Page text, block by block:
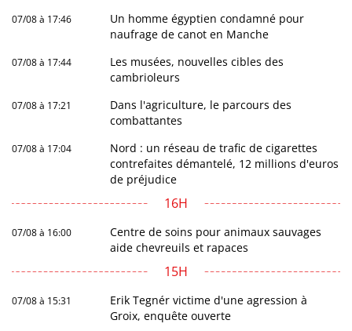
07/08 à 17:46
Un homme égyptien condamné pour
naufrage de canot en Manche
07/08 à 17:44
Les musées, nouvelles cibles des
cambrioleurs
07/08 à 17:21
Dans l'agriculture, le parcours des
combattantes
07/08 à 17:04
Nord : un réseau de trafic de cigarettes
contrefaites démantelé, 12 millions d'euros
de préjudice
16H
07/08 à 16:00
Centre de soins pour animaux sauvages
aide chevreuils et rapaces
15H
07/08 à 15:31
Erik Tegnér victime d'une agression à
Groix, enquête ouverte